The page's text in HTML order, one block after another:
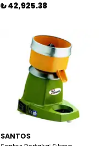
₺ 42,925.38
SANTOS